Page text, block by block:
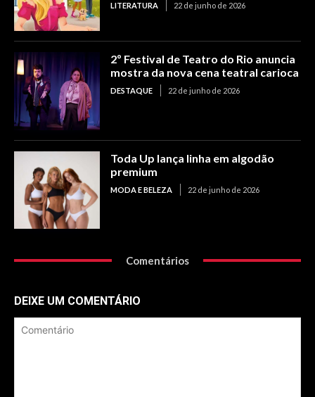
LITERATURA 22 de junho de 2026
2º Festival de Teatro do Rio anuncia
mostra da nova cena teatral carioca
DESTAQUE 22 de junho de 2026
Toda Up lança linha em algodão
premium
MODA E BELEZA 22 de junho de 2026
Comentários
DEIXE UM COMENTÁRIO